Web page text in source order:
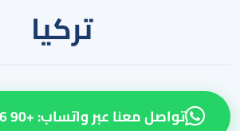
تركيا
تواصل معنا عبر واتساب: +90 546 761 14 79